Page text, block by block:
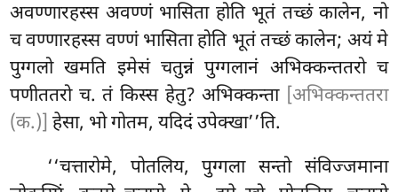
अवण्णारहस्स अवण्णं भासिता होति भूतं तच्छं कालेन, नो
च वण्णारहस्स वण्णं भासिता होति भूतं तच्छं कालेन; अयं मे
पुग्गलो खमति इमेसं चतुन्नं पुग्गलानं अभिक्कन्ततरो च
पणीततरो च. तं किस्स हेतु? अभिक्कन्ता [अभिक्कन्ततरा
(क.)] हेसा, भो गोतम, यदिदं उपेक्खा’’ति.
‘‘चत्तारोमे, पोतलिय, पुग्गला सन्तो संविज्जमाना